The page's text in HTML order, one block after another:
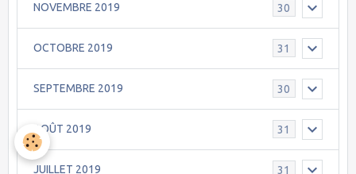
NOVEMBRE 2019 30
OCTOBRE 2019 31
SEPTEMBRE 2019 30
AOÛT 2019 31
JUILLET 2019 31